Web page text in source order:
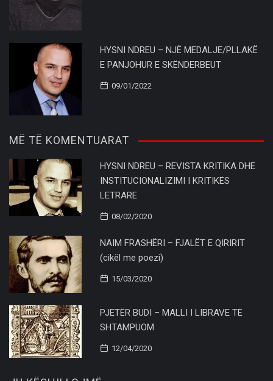
HYSNI NDREU – NJË MEDALJE/PLLAKË
E PANJOHUR E SKËNDERBEUT
09/01/2022
MË TË KOMENTUARAT
HYSNI NDREU – REVISTA KRITIKA DHE
INSTITUCIONALIZIMI I KRITIKËS
LETRARE
08/02/2020
NAIM FRASHËRI – FJALËT E QIRIRIT
(cikël me poezi)
15/03/2020
PJETËR BUDI – MALLI I LIBRAVE TË
SHTAMPUOM
12/04/2020